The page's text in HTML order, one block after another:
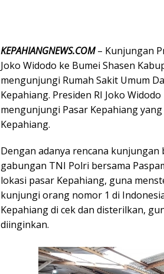
KEPAHIANGNEWS.COM– Kunjungan
Joko Widodo ke Bumei Shasen
mengunjungi Rumah Sakit Umum
Kepahiang. Presiden RI Joko
mengunjungi Pasar Kepahiang
Kepahiang.
Dengan adanya rencana kunjungan
gabungan TNI Polri bersama
lokasi pasar Kepahiang, guna
kunjungi orang nomor 1 di
Kepahiang di cek dan disterilkan,
diinginkan.